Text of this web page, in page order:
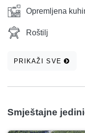
informacije i pomoć
Opremljena
Roštilj
PRIKAŽI SVE
Smještajne